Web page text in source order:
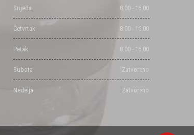
Srijeda 8:00 - 16:00
Četvrtak 8:00 - 16:00
Petak 8:00 - 16:00
Subota Zatvoreno
Nedelja Zatvoreno